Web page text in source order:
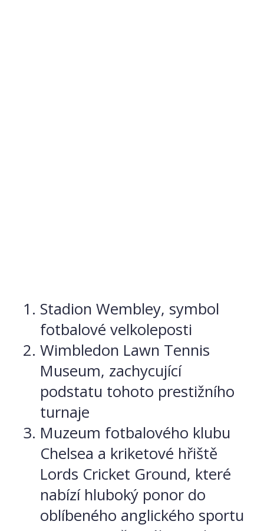
Stadion Wembley, symbol
fotbalové velkoleposti
Wimbledon Lawn Tennis
Museum, zachycující
podstatu tohoto prestižního
turnaje
Muzeum fotbalového klubu
Chelsea a kriketové hřiště
Lords Cricket Ground, které
nabízí hluboký ponor do
oblíbeného anglického sportu